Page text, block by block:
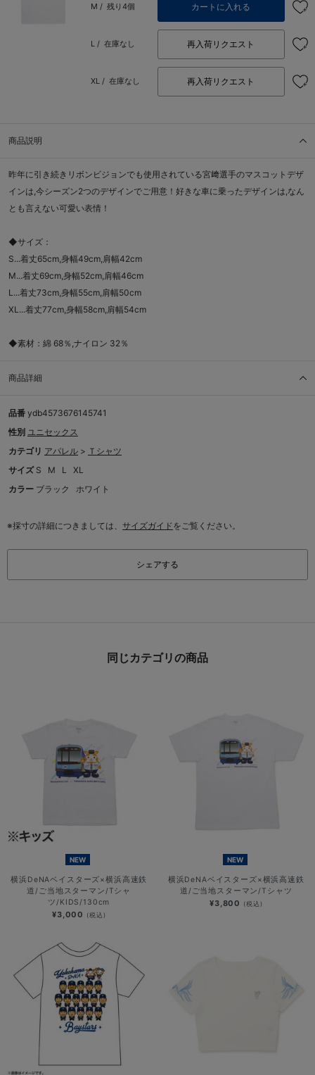
M / 残り4個 カートに入れる
L / 在庫なし 再入荷リクエスト
XL / 在庫なし 再入荷リクエスト
商品説明
昨年に引き続きリボンビジョンでも使用されている宮﨑選手のマスコットデザ
インは,今シーズン2つのデザインでご用意！好きな車に乗ったデザインは,なん
とも言えない可愛い表情！
◆サイズ：
S...着丈65cm,身幅49cm,肩幅42cm
M...着丈69cm,身幅52cm,肩幅46cm
L...着丈73cm,身幅55cm,肩幅50cm
XL...着丈77cm,身幅58cm,肩幅54cm
◆素材：綿 68％,ナイロン 32％
商品詳細
品番 ydb4573676145741
性別 ユニセックス
カテゴリ アパレル > Ｔシャツ
サイズ S M L
XL
カラー ブラック ホワイト
※採寸の詳細につきましては、 サイズガイドをご覧ください。
シェアする
同じカテゴリの商品
NEW
横浜DeNAベイスターズ×横浜高速鉄
道/ご当地スターマン/Tシャ
ツ/KIDS/130cm
¥3,000 (税込)
NEW
横浜DeNAベイスターズ×横浜高速鉄
道/ご当地スターマン/Tシャツ
¥3,800 (税込)